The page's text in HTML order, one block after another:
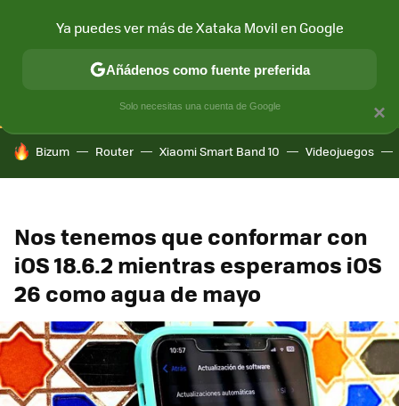
CONECTIVIDAD MÓVIL Y SOCIEDAD APLICACIONES
HOY SE HABLA DE
Bizum Router Xiaomi Smart Band 10 Videojuegos
Nos tenemos que conformar con
iOS 18.6.2 mientras esperamos iOS
26 como agua de mayo
×
Ya puedes ver más de Xataka Movil en Google
Añádenos como fuente preferida
Solo necesitas una cuenta de Google